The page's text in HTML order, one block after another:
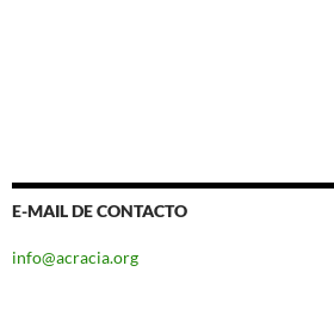
E-MAIL DE CONTACTO
info@acracia.org